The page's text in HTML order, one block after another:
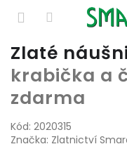
Přejít
na
obsah
Zlaté
krabička a
zdarma
Kód: 2020315
Značka: Zlatnictví